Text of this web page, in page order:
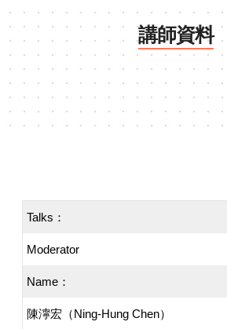
講師資料
Talks：
Moderator
Name：
陳濘宏（Ning-Hung Chen）